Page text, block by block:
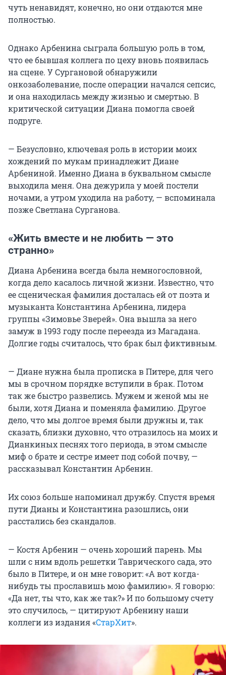
чуть ненавидят, конечно, но они отдаются мне
полностью.
Однако Арбенина сыграла большую роль в том,
что ее бывшая коллега по цеху вновь появилась
на сцене. У Сургановой обнаружили
онкозаболевание, после операции начался сепсис,
и она находилась между жизнью и смертью. В
критической ситуации Диана помогла своей
подруге.
— Безусловно, ключевая роль в истории моих
хождений по мукам принадлежит Диане
Арбениной. Именно Диана в буквальном смысле
выходила меня. Она дежурила у моей постели
ночами, а утром уходила на работу, — вспоминала
позже Светлана Сурганова.
«Жить вместе и не любить — это
странно»
Диана Арбенина всегда была немногословной,
когда дело касалось личной жизни. Известно, что
ее сценическая фамилия досталась ей от поэта и
музыканта Константина Арбенина, лидера
группы «Зимовье Зверей». Она вышла за него
замуж в 1993 году после переезда из Магадана.
Долгие годы считалось, что брак был фиктивным.
— Диане нужна была прописка в Питере, для чего
мы в срочном порядке вступили в брак. Потом
так же быстро развелись. Мужем и женой мы не
были, хотя Диана и поменяла фамилию. Другое
дело, что мы долгое время были дружны и, так
сказать, близки духовно, что отразилось на моих и
Дианкиных песнях того периода, в этом смысле
миф о брате и сестре имеет под собой почву, —
рассказывал Константин Арбенин.
Их союз больше напоминал дружбу. Спустя время
пути Дианы и Константина разошлись, они
расстались без скандалов.
— Костя Арбенин — очень хороший парень. Мы
шли с ним вдоль решетки Таврического сада, это
было в Питере, и он мне говорит: «А вот когда-
нибудь ты прославишь мою фамилию». Я говорю:
«Да нет, ты что, как же так?» И по большому счету
это случилось, — цитируют Арбенину наши
коллеги из издания «СтарХит».